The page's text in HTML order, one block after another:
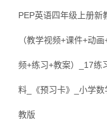
PEP英语四年级上册新
（教学视频+课件+动画
频+练习+教案）_17练
料_《预习卡》_小学数
教版